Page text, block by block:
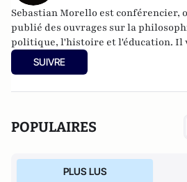
Sebastian Morello est conférencier,
publié des ouvrages sur la
politique, l'histoire et l'éducation. Il
Bedfordshire, en Angleterre, avec sa
Il est rédacteur et membre du comité
SUIVRE
POPULAIRES
PLUS LUS